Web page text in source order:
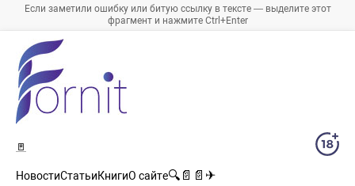
Если заметили ошибку или битую ссылку в тексте — выделите этот
фрагмент и нажмите Ctrl+Enter
🚪
НовостиСтатьиКнигиО сайте🔍 📄 📄 ✈